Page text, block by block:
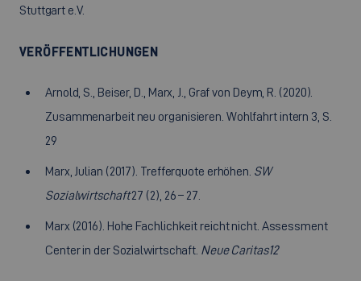
Stuttgart e.V.
VERÖFFENTLICHUNGEN
Arnold, S., Beiser, D., Marx, J., Graf von Deym, R. (2020).
Zusammenarbeit neu organisieren. Wohlfahrt intern 3, S.
29
Marx, Julian (2017). Trefferquote erhöhen. SW
Sozialwirtschaft27 (2), 26 – 27.
Marx (2016). Hohe Fachlichkeit reicht nicht. Assessment
Center in der Sozialwirtschaft. Neue Caritas12